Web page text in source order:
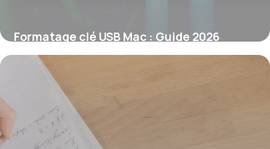
Formatage clé USB Mac : Guide 2026
7 juin 2026